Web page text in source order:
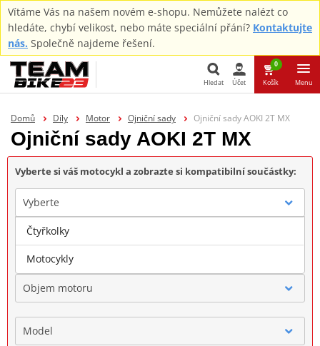
Vítáme Vás na našem novém e-shopu. Nemůžete nalézt co
hledáte, chybí velikost, nebo máte speciální přání? Kontaktujte
nás. Společně najdeme řešení.
Hledat
Hledat Účet
0
Košík Menu
Domů Díly Motor Ojniční sady Ojniční sady AOKI 2T MX
Ojniční sady AOKI 2T MX
Vyberte si váš motocykl a zobrazte si kompatibilní součástky:
Vyberte
Značka
Objem motoru
Model
Čtyřkolky
Motocykly